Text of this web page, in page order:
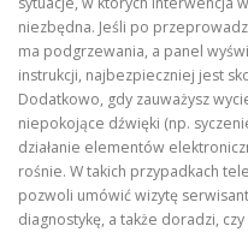
niezbędna. Jeśli po
ma podgrzewania, a panel
instrukcji, najbezpieczniej jest
Dodatkowo, gdy zauważysz
niepokojące dźwięki (np.
działanie elementów
rośnie. W takich przypadkach
pozwoli umówić wizytę
diagnostykę, a także doradzi,